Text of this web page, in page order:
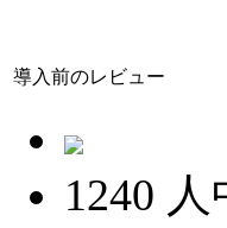
導入前のレビュー
1240 人